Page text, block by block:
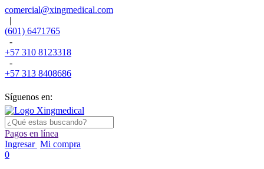
comercial@xingmedical.com
|
(601) 6471765
-
+57 310 8123318
-
+57 313 8408686
Síguenos en:
Pagos en línea
Ingresar Mi compra
0